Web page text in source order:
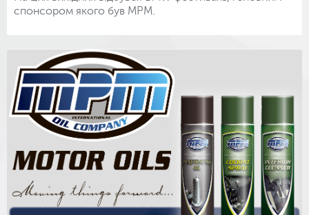
спонсором якого був МРМ.